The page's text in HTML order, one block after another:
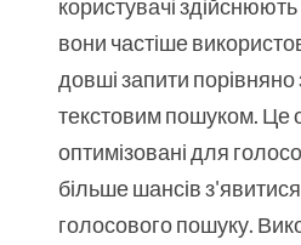
користувачі
вони частіше
довші запити
текстовим пошуком. Це
оптимізовані для
більше шансів
голосового пошуку.